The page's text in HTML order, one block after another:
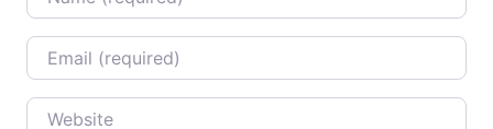
Email
Website